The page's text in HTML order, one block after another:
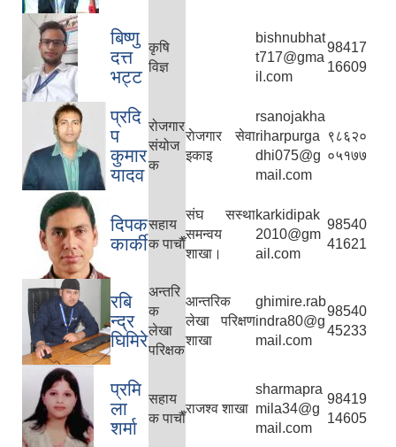
बिष्णु
दत्त
भट्ट
कृषि
विज्ञ
bishnubhat
t717@gma
il.com
98417
16609
प्रदि
प
कुमार
यादव
रोजगार
संयोज
क
राेजगार सेवा
इकाइ
rsanojakha
riharpurga
dhi075@g
mail.com
९८६२०
०५१७७
दिपक
कार्की
सहाय
क पाचाैँ
संघ सस्था
समन्वय
शाखा।
karkidipak
2010@gm
ail.com
98540
41621
रबि
न्द्र
घिमिरे
अन्तरि
क
लेखा
परिक्षक
आन्तरिक
लेखा परिक्षण
शाखा
ghimire.rab
indra80@g
mail.com
98540
45233
प्रमि
ला
शर्मा
सहाय
क पाचाैँ
राजश्व शाखा
sharmapra
mila34@g
mail.com
98419
14605